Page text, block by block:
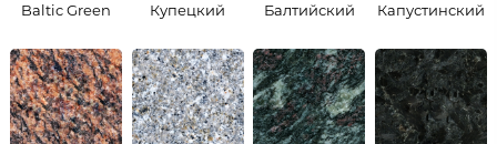
Baltic Green Купецкий Балтийский Капустинский